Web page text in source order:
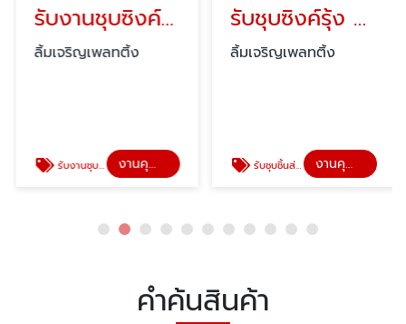
รับงานชุบซิงค์ดำ สมุทรปราการ
ลิ้มเจริญเพลทติ้ง
รับงานชุบโลหะ รับชุบซิงค์ งานคุณภาพลิ้มเจริญ
รับชุบซิงค์รุ้ง Cr3
ลิ้มเจริญเพลทติ้ง
รับชุบชิ้นส่วนอะไหล่อุปกรณ์ไฟฟ้า งานคุณภาพลิ้มเจริญ
คำค้นสินค้า